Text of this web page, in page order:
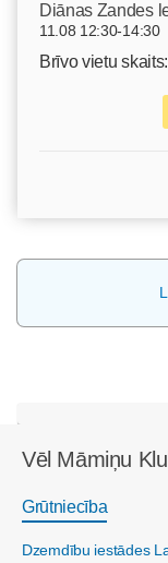
Diānas Zandes
11.08 12:30-14:30
Brīvo vietu skaits:
Vēl Māmiņu
Grūtniecība
Dzemdību iestādes